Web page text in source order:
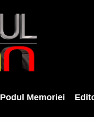
Podul Memoriei